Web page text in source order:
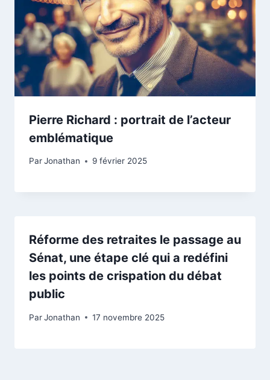
Pierre Richard : portrait de l’acteur
emblématique
ParJonathan 9 février 2025
Réforme des retraites le passage au
Sénat, une étape clé qui a redéfini
les points de crispation du débat
public
ParJonathan 17 novembre 2025